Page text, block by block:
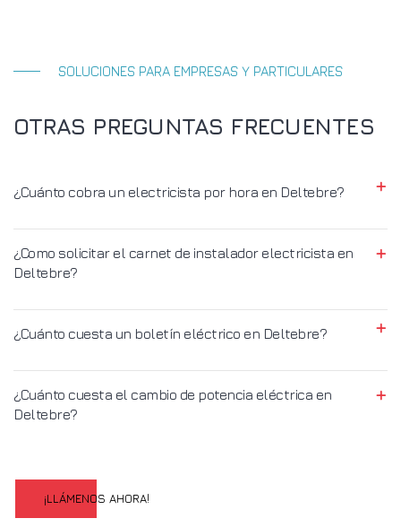
SOLUCIONES PARA EMPRESAS Y PARTICULARES
OTRAS PREGUNTAS FRECUENTES
¿Cuánto cobra un electricista por hora en Deltebre?
¿Como solicitar el carnet de instalador electricista en
Deltebre?
¿Cuánto cuesta un boletín eléctrico en Deltebre?
¿Cuánto cuesta el cambio de potencia eléctrica en
Deltebre?
¡LLÁMENOS AHORA!